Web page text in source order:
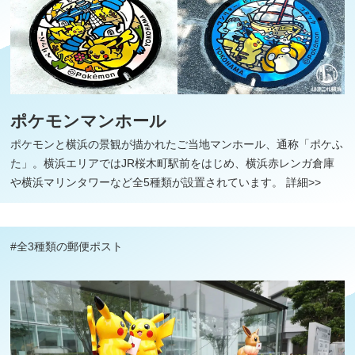
ポケモンマンホール
ポケモンと横浜の景観が描かれたご当地マンホール、通称「ポケふ
た」。横浜エリアではJR桜木町駅前をはじめ、横浜赤レンガ倉庫
や横浜マリンタワーなど全5種類が設置されています。詳細>>
#全3種類の郵便ポスト